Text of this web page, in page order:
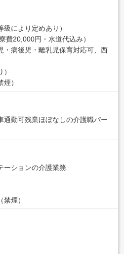
により定めあり）
費20,000円・水道代込み）
・病後児・離乳児保育対応可、西
）
通勤可残業ほぼなしの介護職パー
ーションの介護業務
煙）